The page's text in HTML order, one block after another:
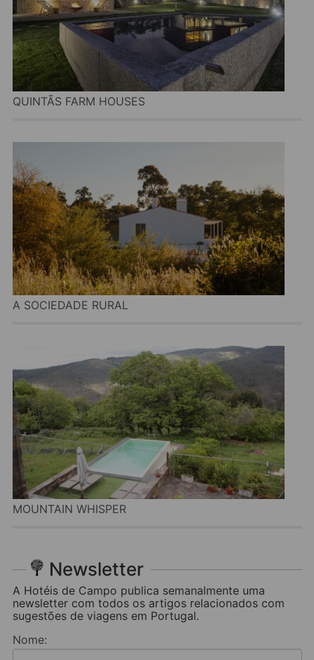
QUINTÃS FARM HOUSES
A SOCIEDADE RURAL
MOUNTAIN WHISPER
Newsletter
A Hotéis de Campo publica semanalmente uma
newsletter com todos os artigos relacionados com
sugestões de viagens em Portugal.
Nome: